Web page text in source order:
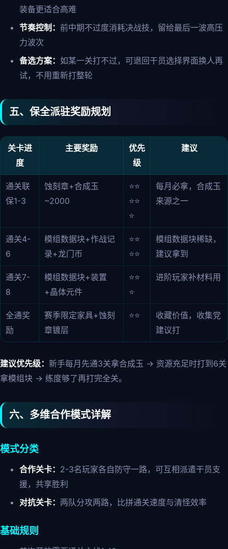
装备更适合高难
节奏控制： 前中期不过度消耗决战技，留给最后一波高压
力波次
备选方案： 如某一关打不过，可退回干员选择界面换人再
试，不用重新打整轮
五、保全派驻奖励规划
关卡进
度
主要奖励
优先
级
建议
通关联
保1-3
蚀刻章+合成玉
~2000
⭐⭐
⭐⭐
⭐
每月必拿，合成玉
来源之一
通关4-
6
模组数据块+作战记
录+龙门币
⭐⭐
⭐⭐
模组数据块稀缺，
建议拿到
通关7-
8
模组数据块+装置
+晶体元件
⭐⭐
⭐
进阶玩家补材料用
全通奖
励
赛季限定家具+蚀刻
章镀层
⭐⭐
收藏价值，收集党
建议打
建议优先级： 新手每月先通3关拿合成玉 → 资源充足时打到6关
拿模组块 → 练度够了再打完全关。
六、多维合作模式详解
模式分类
合作关卡： 2-3名玩家各自防守一路，可互相派遣干员支
援，共享胜利
对抗关卡： 两队分攻两路，比拼通关速度与清怪效率
基础规则